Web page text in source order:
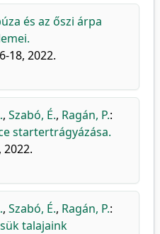
és az őszi árpa
18, 2022.
, Szabó, É., Ragán, P.:
startertrágyázása.
2022.
, Szabó, É., Ragán, P.:
talajaink